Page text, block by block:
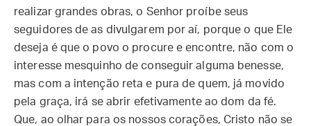
realizar grandes obras, o Senhor proíbe seus
seguidores de as divulgarem por aí, porque o que Ele
deseja é que o povo o procure e encontre, não com o
interesse mesquinho de conseguir alguma benesse,
mas com a intenção reta e pura de quem, já movido
pela graça, irá se abrir efetivamente ao dom da fé.
Que, ao olhar para os nossos corações, Cristo não se